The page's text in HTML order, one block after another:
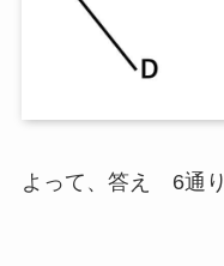
よって、答え 6通り